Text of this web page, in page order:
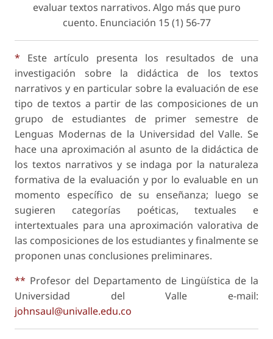
evaluar textos narrativos. Algo más que puro
cuento. Enunciación 15 (1) 56-77
* Este artículo presenta los resultados de una
investigación sobre la didáctica de los textos
narrativos y en particular sobre la evaluación de ese
tipo de textos a partir de las composiciones de un
grupo de estudiantes de primer semestre de
Lenguas Modernas de la Universidad del Valle. Se
hace una aproximación al asunto de la didáctica de
los textos narrativos y se indaga por la naturaleza
formativa de la evaluación y por lo evaluable en un
momento específico de su enseñanza; luego se
sugieren categorías poéticas, textuales e
intertextuales para una aproximación valorativa de
las composiciones de los estudiantes y finalmente se
proponen unas conclusiones preliminares.
** Profesor del Departamento de Lingüística de la
Universidad del Valle e-mail:
johnsaul@univalle.edu.co